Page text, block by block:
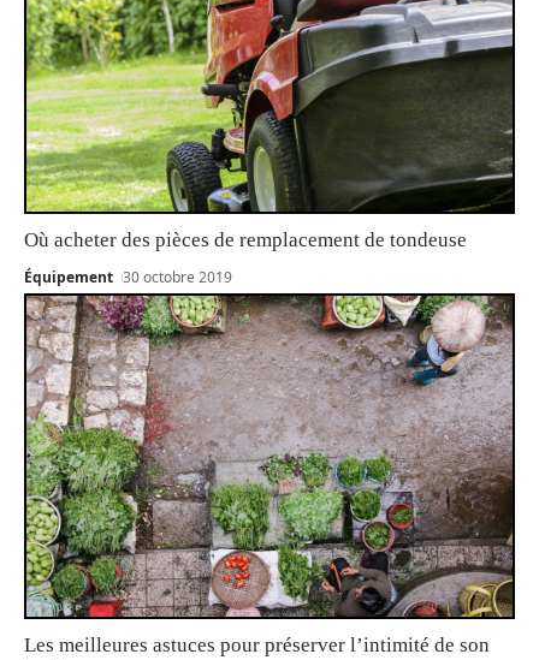
Où acheter des pièces de remplacement de tondeuse
Équipement 30 octobre 2019
Les meilleures astuces pour préserver l’intimité de son